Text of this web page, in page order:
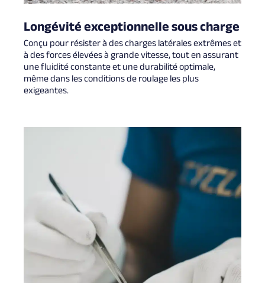
Longévité exceptionnelle sous charge
Conçu pour résister à des charges latérales extrêmes et
à des forces élevées à grande vitesse, tout en assurant
une fluidité constante et une durabilité optimale,
même dans les conditions de roulage les plus
exigeantes.